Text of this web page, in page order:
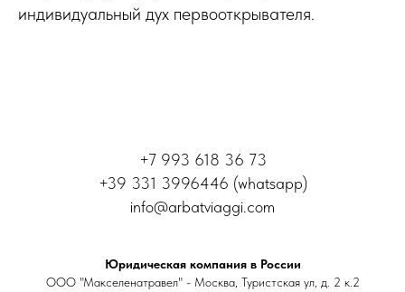
индивидуальный дух первооткрывателя.
+7 993 618 36 73
+39 331 3996446 (whatsapp)
info@arbatviaggi.com
Юридическая компания в России
ООО "Макселенатравел" - Москва, Туристская ул, д. 2 к.2